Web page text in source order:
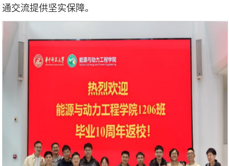
通交流提供坚实保障。